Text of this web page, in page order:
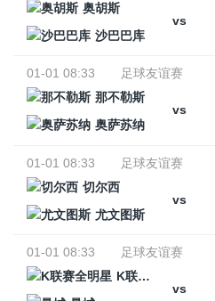
奥胡斯
vs
沙巴巴库
01-01 08:33
足球友谊赛
那不勒斯
vs
奥萨苏纳
01-01 08:33
足球友谊赛
切尔西
vs
尤文图斯
01-01 08:33
足球友谊赛
K联赛全明星
vs